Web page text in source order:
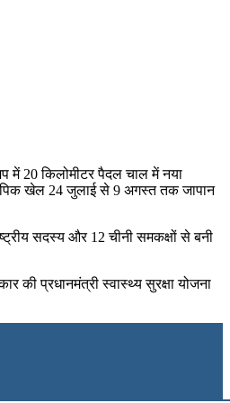
में 20 किलोमीटर पैदल चाल में नया
खेल 24 जुलाई से 9 अगस्‍त तक जापान
सदस्य और 12 चीनी समकक्षों से बनी
प्रधानमंत्री स्वास्थ्य सुरक्षा योजना